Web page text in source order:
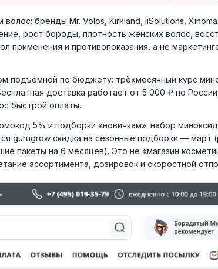
бренды Mr. Volos, Kirkland, iiSolutions,
рост бороды, плотность женских волос,
применения и противопоказания, а не
подъёмной по бюджету: трёхмесячный курс
доставка работает от 5 000 ₽ по
быстрой оплаты.
5% и подборки «новичкам»: набор
gurugrow скидка на сезонные подборки — март
пакеты на 6 месяцев). Это не «магазин
ассортимента, дозировок и скоростной